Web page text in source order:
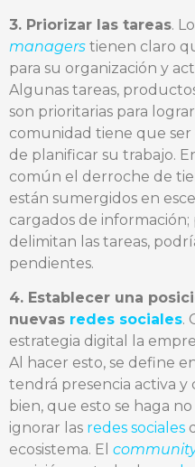
3. Priorizar las tareas.
managers tienen claro
para su organización y
Algunas tareas,
son prioritarias para
comunidad tiene que ser
de planificar su trabajo.
común el derroche de
están sumergidos en
cargados de información;
delimitan las tareas,
pendientes.
4. Establecer una
nuevas redes sociales.
estrategia digital la
Al hacer esto, se define
tendrá presencia activa y
bien, que esto se haga
ignorar las redes sociales
ecosistema. El